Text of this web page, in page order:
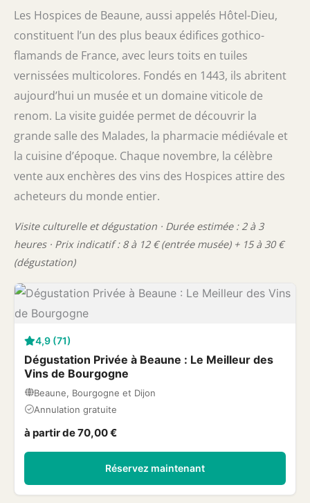
Les Hospices de Beaune, aussi appelés Hôtel-Dieu,
constituent l’un des plus beaux édifices gothico-
flamands de France, avec leurs toits en tuiles
vernissées multicolores. Fondés en 1443, ils abritent
aujourd’hui un musée et un domaine viticole de
renom. La visite guidée permet de découvrir la
grande salle des Malades, la pharmacie médiévale et
la cuisine d’époque. Chaque novembre, la célèbre
vente aux enchères des vins des Hospices attire des
acheteurs du monde entier.
Visite culturelle et dégustation · Durée estimée : 2 à 3
heures · Prix indicatif : 8 à 12 € (entrée musée) + 15 à 30 €
(dégustation)
4,9 (71)
Dégustation Privée à Beaune : Le Meilleur des
Vins de Bourgogne
Beaune, Bourgogne et Dijon
Annulation gratuite
à partir de 70,00 €
Réservez maintenant